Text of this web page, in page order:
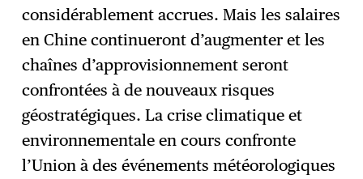
considérablement accrues. Mais les salaires
en Chine continueront d’augmenter et les
chaînes d’approvisionnement seront
confrontées à de nouveaux risques
géostratégiques. La crise climatique et
environnementale en cours confronte
l’Union à des événements météorologiques